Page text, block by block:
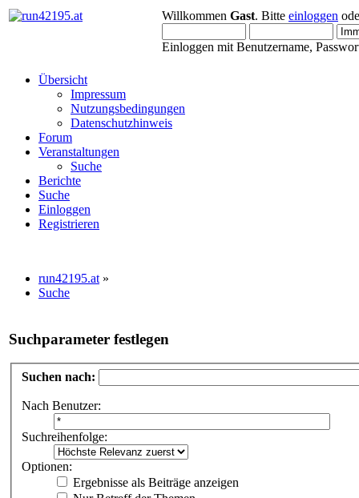
Willkommen Gast. Bitte einloggen
Einloggen mit Benutzername,
Übersicht
Impressum
Nutzungsbedingungen
Datenschutzhinweis
Forum
Veranstaltungen
Suche
Berichte
Suche
Einloggen
Registrieren
run42195.at »
Suche
Suchparameter festlegen
Suchen nach:
Nach Benutzer:
Suchreihenfolge:
Optionen:
Ergebnisse als Beiträge anzeigen